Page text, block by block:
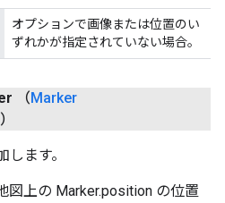
オプションで画像または位置のい
ずれかが指定されていない場合。
（ Marker
ます。
図上の Marker.position の位置